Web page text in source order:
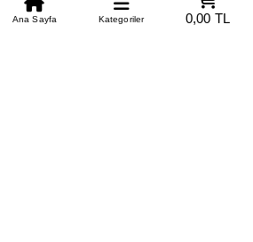
0850 305 09 70
Beden Tablosu Banka Hesapları
Ana Sayfa Kategoriler 0,00 TL